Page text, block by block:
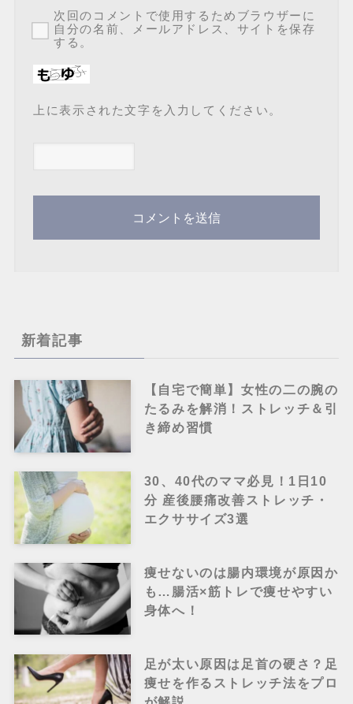
次回のコメントで使用するためブラウザーに
自分の名前、メールアドレス、サイトを保存
する。
上に表示された文字を入力してください。
新着記事
【自宅で簡単】女性の二の腕の
たるみを解消！ストレッチ＆引
き締め習慣
30、40代のママ必見！1日10
分 産後腰痛改善ストレッチ・
エクササイズ3選
痩せないのは腸内環境が原因か
も…腸活×筋トレで痩せやすい
身体へ！
足が太い原因は足首の硬さ？足
痩せを作るストレッチ法をプロ